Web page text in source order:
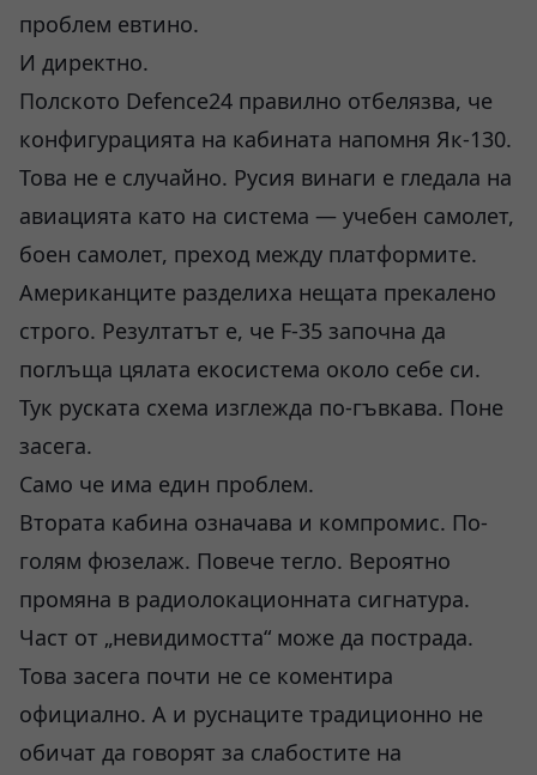
проблем евтино.
И директно.
Полското Defence24 правилно отбелязва, че
конфигурацията на кабината напомня Як-130.
Това не е случайно. Русия винаги е гледала на
авиацията като на система — учебен самолет,
боен самолет, преход между платформите.
Американците разделиха нещата прекалено
строго. Резултатът е, че F-35 започна да
поглъща цялата екосистема около себе си.
Тук руската схема изглежда по-гъвкава. Поне
засега.
Само че има един проблем.
Втората кабина означава и компромис. По-
голям фюзелаж. Повече тегло. Вероятно
промяна в радиолокационната сигнатура.
Част от „невидимостта“ може да пострада.
Това засега почти не се коментира
официално. А и руснаците традиционно не
обичат да говорят за слабостите на